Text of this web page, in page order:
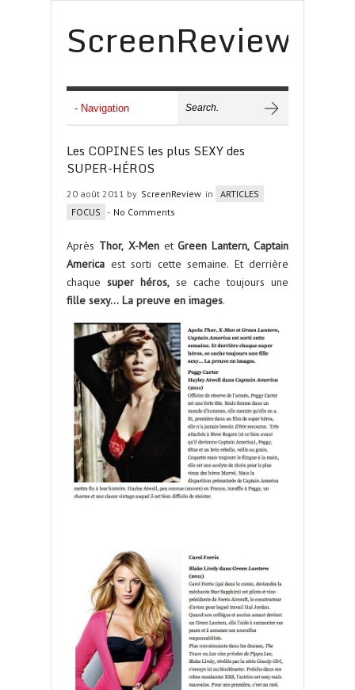
ScreenReview
Les COPINES les plus SEXY des
SUPER-HÉROS
20 août 2011 by ScreenReview in
ARTICLES
FOCUS - No Comments
Après Thor, X-MenetGreen Lantern, Captain
America est sorti cette semaine. Et derrière
chaque super héros, se cache toujours une
fille sexy… La preuve en images.